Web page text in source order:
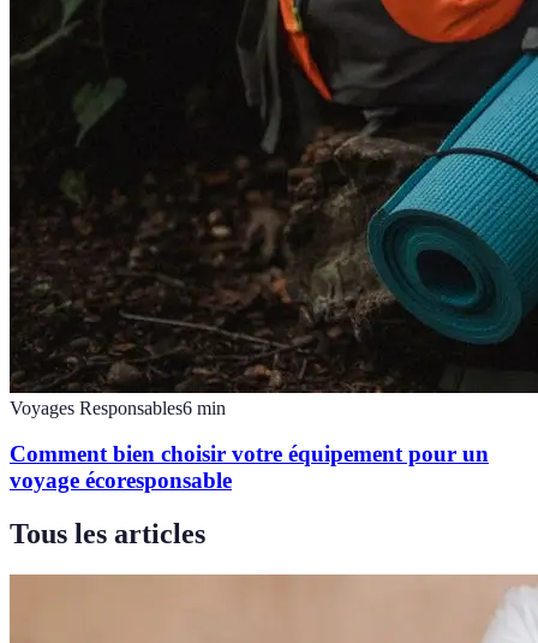
Voyages Responsables6 min
Comment bien choisir votre équipement pour un
voyage écoresponsable
Tous les articles